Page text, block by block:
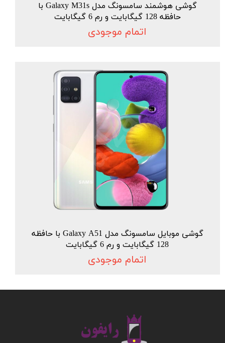
گوشی هوشمند سامسونگ مدل Galaxy M31s با
حافظه 128 گیگابایت و رم 6 گیگابایت
اتمام موجودی
گوشی موبایل سامسونگ مدل Galaxy A51 با حافظه
128 گیگابایت و رم 6 گیگابایت
اتمام موجودی